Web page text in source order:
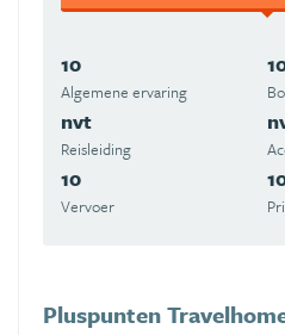
10
Algemene ervaring
nvt
Reisleiding
10
Vervoer
Pluspunten